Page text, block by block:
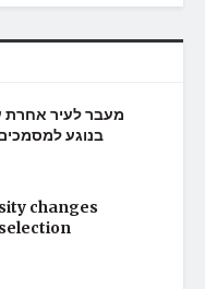
מעבר לעיר אחרת
בנוגע
changes